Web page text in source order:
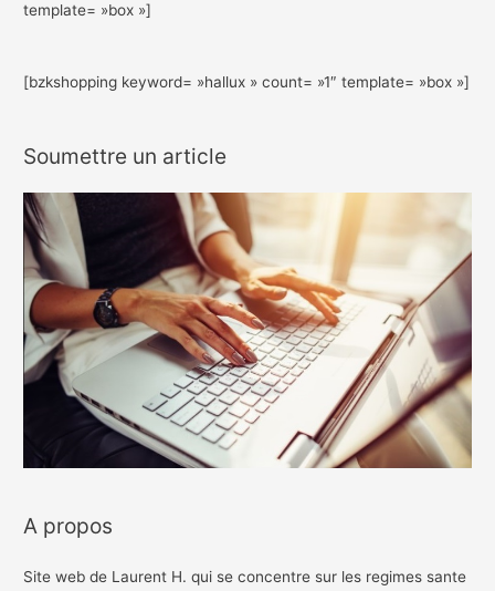
template= »box »]
[bzkshopping keyword= »hallux » count= »1″ template= »box »]
Soumettre un article
A propos
Site web de Laurent H. qui se concentre sur les regimes sante